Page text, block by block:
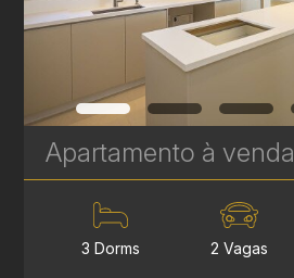
3 Dorms 2 Vagas